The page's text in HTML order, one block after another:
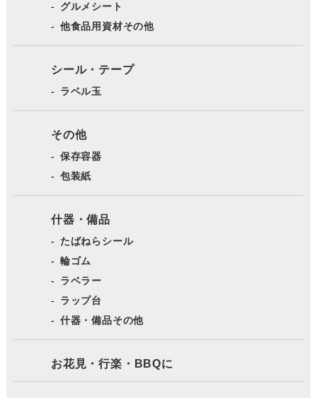
グルメシート
他食品用資材その他
シール・テープ
ラベル玉
その他
保存容器
包装紙
什器・備品
たばねらシール
輪ゴム
ラベラー
ラップ台
什器・備品その他
お花見・行楽・BBQに